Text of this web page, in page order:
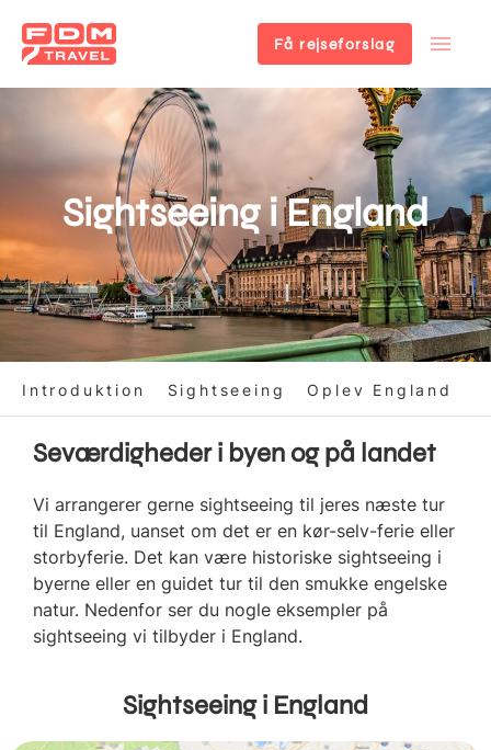
Få rejseforslag
Sightseeing i England
Introduktion Sightseeing Oplev England
Seværdigheder i byen og på landet
Vi arrangerer gerne sightseeing til jeres næste tur
til England, uanset om det er en kør-selv-ferie eller
storbyferie. Det kan være historiske sightseeing i
byerne eller en guidet tur til den smukke engelske
natur. Nedenfor ser du nogle eksempler på
sightseeing vi tilbyder i England.
Sightseeing i England